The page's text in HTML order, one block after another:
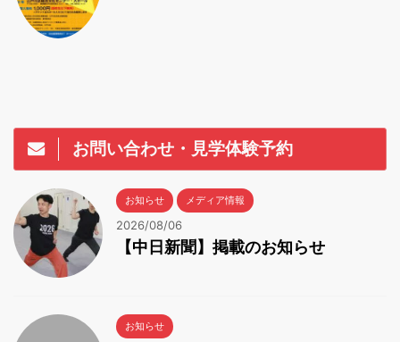
お問い合わせ・見学体験予約
お知らせ メディア情報
2026/08/06
【中日新聞】掲載のお知らせ
お知らせ